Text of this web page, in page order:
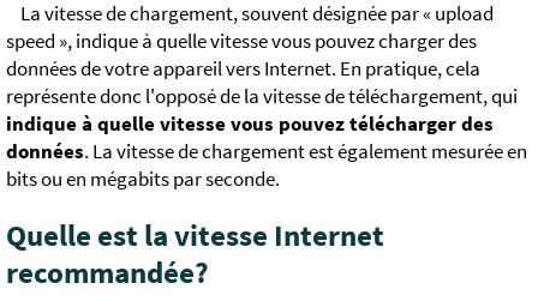
La vitesse de chargement, souvent désignée par « upload
speed », indique à quelle vitesse vous pouvez charger des
données de votre appareil vers Internet. En pratique, cela
représente donc l'opposé de la vitesse de téléchargement, qui
indique à quelle vitesse vous pouvez télécharger des
données. La vitesse de chargement est également mesurée en
bits ou en mégabits par seconde.
Quelle est la vitesse Internet
recommandée?